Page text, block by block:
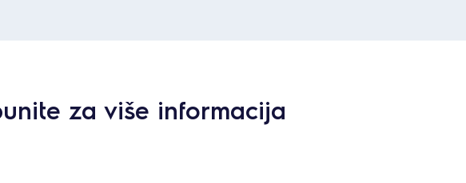
za više informacija